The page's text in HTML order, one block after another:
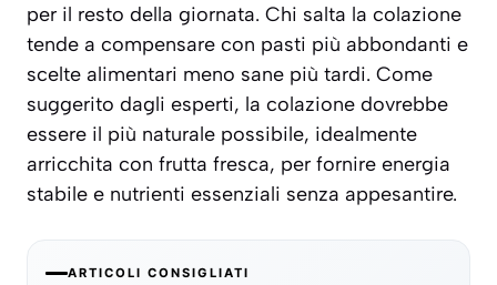
per il resto della giornata. Chi salta la colazione
tende a compensare con pasti più abbondanti e
scelte alimentari meno sane più tardi. Come
suggerito dagli esperti, la colazione dovrebbe
essere il più naturale possibile, idealmente
arricchita con frutta fresca, per fornire energia
stabile e nutrienti essenziali senza appesantire.
ARTICOLI CONSIGLIATI